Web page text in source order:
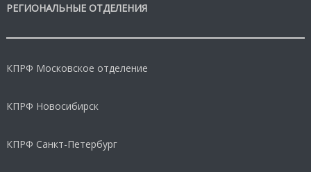
РЕГИОНАЛЬНЫЕ ОТДЕЛЕНИЯ
КПРФ Московское отделение
КПРФ Новосибирск
КПРФ Санкт-Петербург